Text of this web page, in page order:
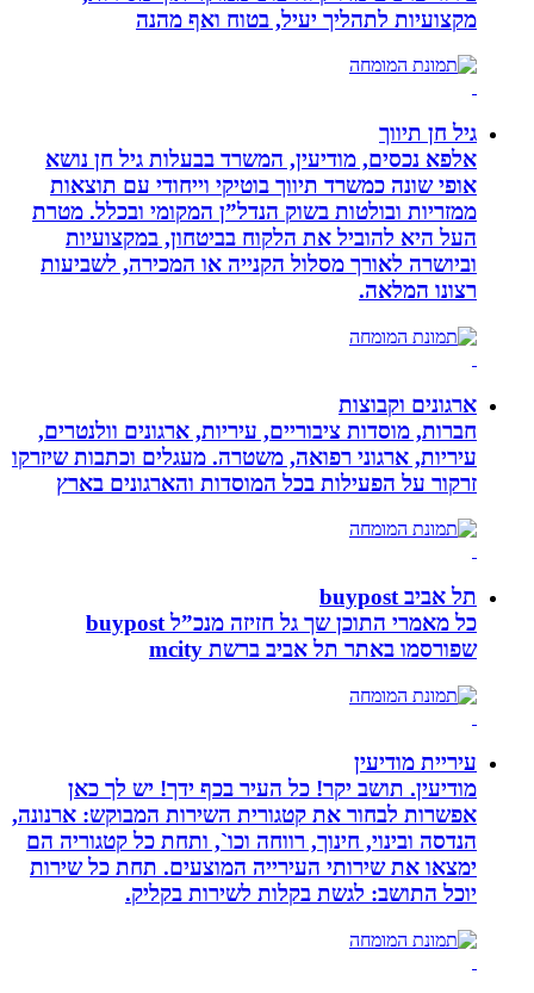
מקצועיות לתהליך יעיל, בטוח ואף מהנה
גיל חן תיווך
אלפא נכסים, מודיעין, המשרד בבעלות גיל חן נושא
אופי שונה כמשרד תיווך בוטיקי וייחודי עם תוצאות
ממזריות ובולטות בשוק הנדל”ן המקומי ובכלל. מטרת
העל היא להוביל את הלקוח בביטחון, במקצועיות
וביושרה לאורך מסלול הקנייה או המכירה, לשביעות
רצונו המלאה.
ארגונים וקבוצות
חברות, מוסדות ציבוריים, עיריות, ארגונים וולנטרים,
עיריות, ארגוני רפואה, משטרה. מעגלים וכתבות שיזרקו
זרקור על הפעילות בכל המוסדות והארגונים בארץ
תל אביב buypost
כל מאמרי התוכן שך גל חזיזה מנכ”ל buypost
שפורסמו באתר תל אביב ברשת mcity
עיריית מודיעין
מודיעין. תושב יקר! כל העיר בכף ידך! יש לך כאן
אפשרות לבחור את קטגורית השירות המבוקש: ארנונה,
הנדסה ובינוי, חינוך, רווחה וכו`, ותחת כל קטגוריה הם
ימצאו את שירותי העירייה המוצעים. תחת כל שירות
יוכל התושב: לגשת בקלות לשירות בקליק.